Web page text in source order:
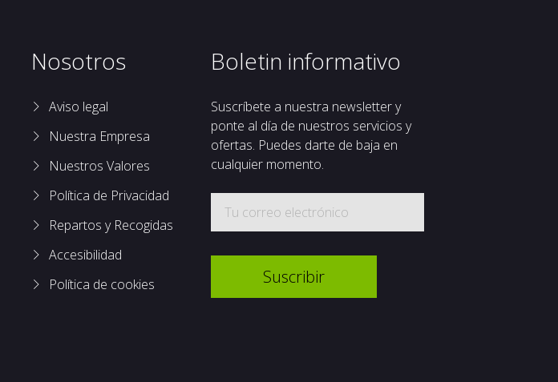
Nosotros
Aviso legal
Nuestra Empresa
Nuestros Valores
Política de Privacidad
Repartos y Recogidas
Accesibilidad
Política de cookies
Boletin informativo
Suscríbete a nuestra newsletter y
ponte al día de nuestros servicios y
ofertas. Puedes darte de baja en
cualquier momento.